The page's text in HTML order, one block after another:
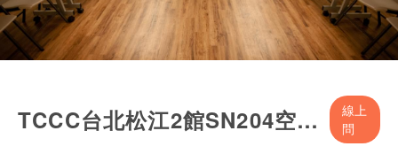
TCCC台北松江2館SN204空間-專業訓練教室
線上
問